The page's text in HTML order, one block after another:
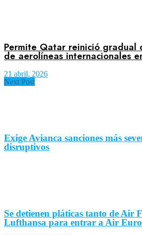
Permite Qatar reinició gradual
de aerolíneas internacionales
21 abril, 2026
Next Post
Exige Avianca sanciones más
disruptivos
Se detienen pláticas tanto de Air
Lufthansa para entrar a Air